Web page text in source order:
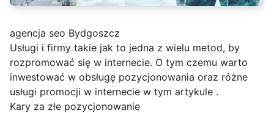
agencja seo Bydgoszcz
Usługi i firmy takie jak to jedna z wielu metod, by
rozpromować się w internecie. O tym czemu warto
inwestować w obsługę pozycjonowania oraz różne
usługi promocji w internecie w tym artykule .
Kary za złe pozycjonowanie